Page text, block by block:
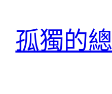
孤獨的